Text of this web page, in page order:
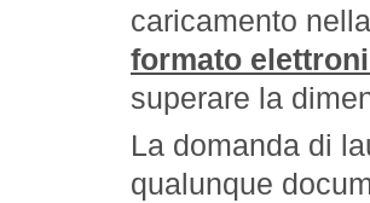
caricamento
formato
superare la
La domanda di
qualunque